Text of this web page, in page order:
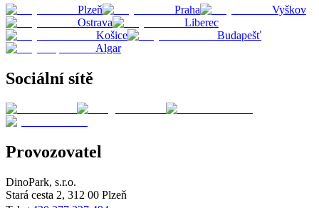
Plzeň Praha
Vyškov
Ostrava
Liberec
Košice
Budapešť
Algar
Sociální sítě
Provozovatel
DinoPark, s.r.o.
Stará cesta 2, 312 00 Plzeň